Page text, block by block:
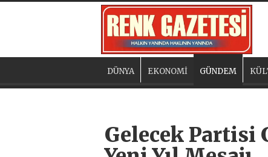
DÜNYA EKONOMİ GÜNDEM
Gelecek Partisi